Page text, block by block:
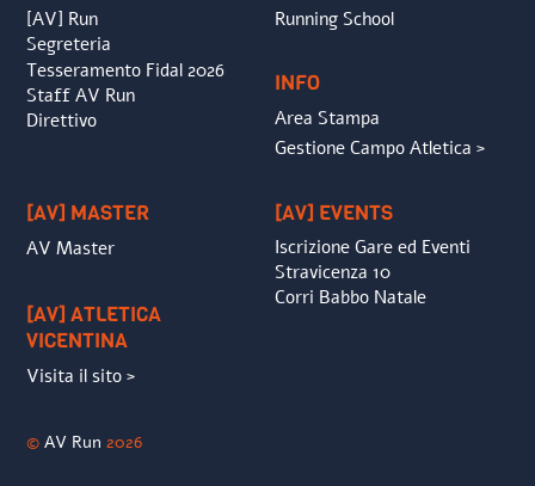
[AV] Run
Segreteria
Tesseramento Fidal 2026
Staff AV Run
Direttivo
Running School
INFO
Area Stampa
Gestione Campo Atletica >
[AV] MASTER
AV Master
[AV] ATLETICA
VICENTINA
Visita il sito >
[AV] EVENTS
Iscrizione Gare ed Eventi
Stravicenza 10
Corri Babbo Natale
©AV Run 2026